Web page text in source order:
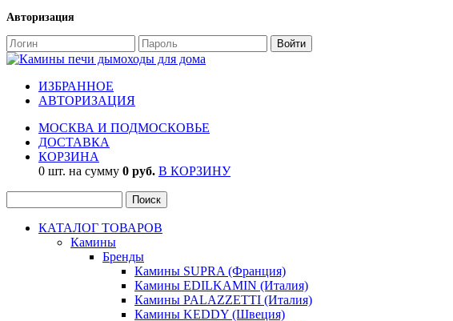
Авторизация
ИЗБРАННОЕ
АВТОРИЗАЦИЯ
МОСКВА И ПОДМОСКОВЬЕ
ДОСТАВКА
КОРЗИНА
0 шт. на сумму 0 руб. В КОРЗИНУ
КАТАЛОГ ТОВАРОВ
Камины
Бренды
Камины SUPRA (Франция)
Камины EDILKAMIN (Италия)
Камины PALAZZETTI (Италия)
Камины KEDDY (Швеция)